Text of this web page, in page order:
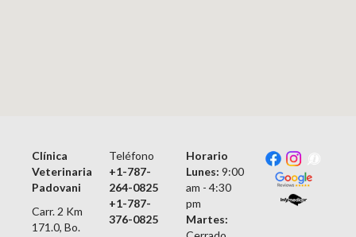
Clínica
Veterinaria
Padovani
Carr. 2 Km
171.0, Bo.
Teléfono
+1-787-
264-0825
+1-787-
376-0825
Horario
Lunes: 9:00
am - 4:30
pm
Martes: